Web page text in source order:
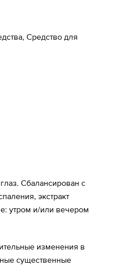
Средство для
Сбалансирован с
экстракт
утром и/или вечером
изменения в
существенные